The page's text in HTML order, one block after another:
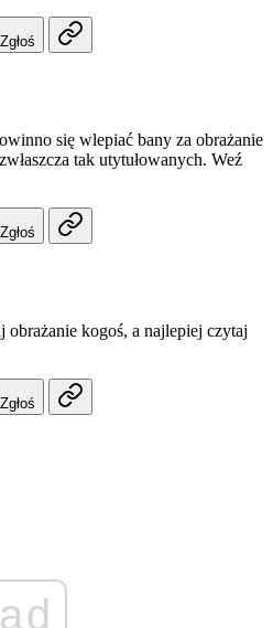
Zgłoś
się wlepiać bany za obrażanie
tak utytułowanych. Weź
Zgłoś
kogoś, a najlepiej czytaj
Zgłoś
ad